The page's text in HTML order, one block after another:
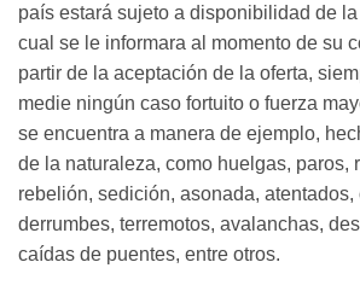
país estará sujeto a disponibilidad de
cual se le informara al momento de su
partir de la aceptación de la oferta,
medie ningún caso fortuito o fuerza
se encuentra a manera de ejemplo,
de la naturaleza, como huelgas, paros,
rebelión, sedición, asonada, atentados,
derrumbes, terremotos, avalanchas,
caídas de puentes, entre otros.